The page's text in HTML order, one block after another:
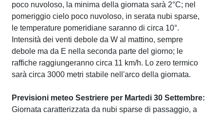
poco nuvoloso, la minima della giornata sarà 2°C; nel
pomeriggio cielo poco nuvoloso, in serata nubi sparse,
le temperature pomeridiane saranno di circa 10°.
Intensità dei venti debole da W al mattino, sempre
debole ma da E nella seconda parte del giorno; le
raffiche raggiungeranno circa 11 km/h. Lo zero termico
sarà circa 3000 metri stabile nell'arco della giornata.
Previsioni meteo Sestriere per Martedi 30 Settembre:
Giornata caratterizzata da nubi sparse di passaggio, a